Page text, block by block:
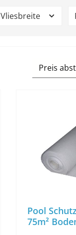
Vliesbreite
Pool
75m²